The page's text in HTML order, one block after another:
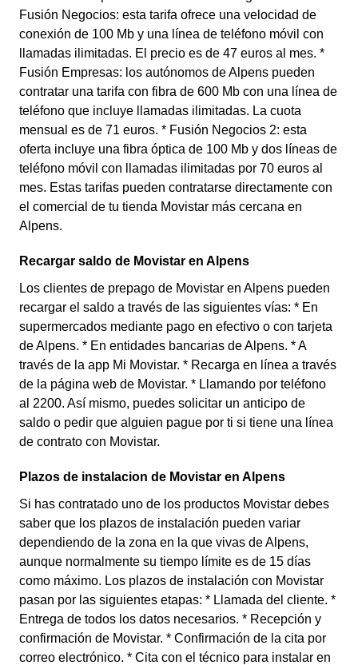
Fusión Negocios: esta tarifa ofrece una velocidad de
conexión de 100 Mb y una línea de teléfono móvil con
llamadas ilimitadas. El precio es de 47 euros al mes. *
Fusión Empresas: los autónomos de Alpens pueden
contratar una tarifa con fibra de 600 Mb con una línea de
teléfono que incluye llamadas ilimitadas. La cuota
mensual es de 71 euros. * Fusión Negocios 2: esta
oferta incluye una fibra óptica de 100 Mb y dos líneas de
teléfono móvil con llamadas ilimitadas por 70 euros al
mes. Estas tarifas pueden contratarse directamente con
el comercial de tu tienda Movistar más cercana en
Alpens.
Recargar saldo de Movistar en Alpens
Los clientes de prepago de Movistar en Alpens pueden
recargar el saldo a través de las siguientes vías: * En
supermercados mediante pago en efectivo o con tarjeta
de Alpens. * En entidades bancarias de Alpens. * A
través de la app Mi Movistar. * Recarga en línea a través
de la página web de Movistar. * Llamando por teléfono
al 2200. Así mismo, puedes solicitar un anticipo de
saldo o pedir que alguien pague por ti si tiene una línea
de contrato con Movistar.
Plazos de instalacion de Movistar en Alpens
Si has contratado uno de los productos Movistar debes
saber que los plazos de instalación pueden variar
dependiendo de la zona en la que vivas de Alpens,
aunque normalmente su tiempo límite es de 15 días
como máximo. Los plazos de instalación con Movistar
pasan por las siguientes etapas: * Llamada del cliente. *
Entrega de todos los datos necesarios. * Recepción y
confirmación de Movistar. * Confirmación de la cita por
correo electrónico. * Cita con el técnico para instalar en